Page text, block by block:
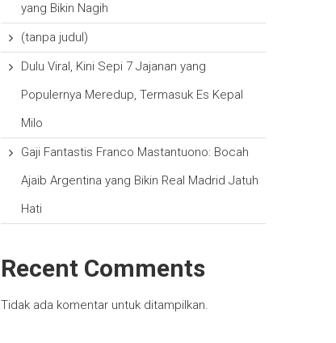
yang Bikin Nagih
(tanpa judul)
Dulu Viral, Kini Sepi 7 Jajanan yang
Populernya Meredup, Termasuk Es Kepal
Milo
Gaji Fantastis Franco Mastantuono: Bocah
Ajaib Argentina yang Bikin Real Madrid Jatuh
Hati
Recent Comments
Tidak ada komentar untuk ditampilkan.